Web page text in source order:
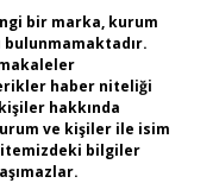
bir marka, kurum
bulunmamaktadır.
makaleler
haber niteliği
hakkında
ve kişiler ile isim
bilgiler